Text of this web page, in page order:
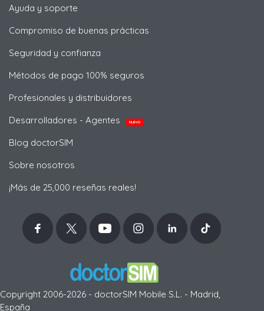
Ayuda y soporte
Compromiso de buenas prácticas
Seguridad y confianza
Métodos de pago 100% seguros
Profesionales y distribuidores
Desarrolladores - Agentes
NUEVO
Blog doctorSIM
Sobre nosotros
¡Más de 25,000 reseñas reales!
Copyright 2006-2026 - doctorSIM Mobile S.L. - Madrid,
España